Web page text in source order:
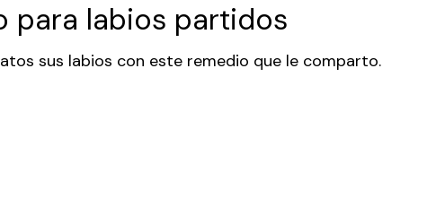
para labios partidos
sus labios con este remedio que le comparto.